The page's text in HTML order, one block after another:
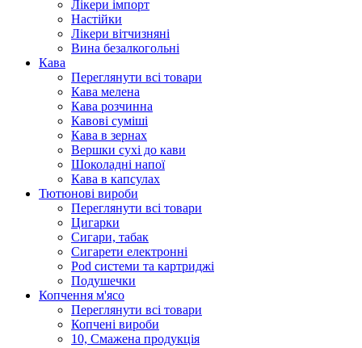
Лікери імпорт
Настійки
Лікери вітчизняні
Вина безалкогольні
Кава
Переглянути всі товари
Кава мелена
Кава розчинна
Кавові суміші
Кава в зернах
Вершки сухі до кави
Шоколадні напої
Кава в капсулах
Тютюнові вироби
Переглянути всі товари
Цигарки
Сигари, табак
Сигарети електронні
Pod системи та картриджі
Подушечки
Копчення м'ясо
Переглянути всі товари
Копчені вироби
10, Смажена продукція